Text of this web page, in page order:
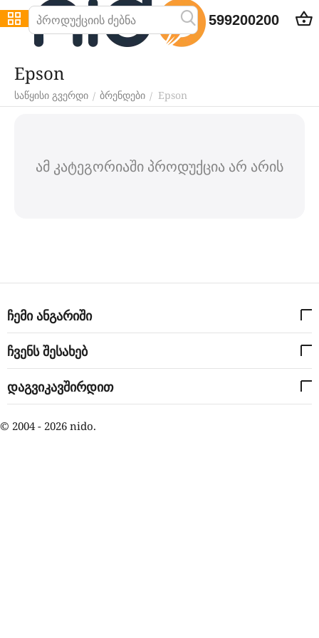
599200200
Epson
საწყისი გვერდი / ბრენდები / Epson
ამ კატეგორიაში პროდუქცია არ არის
ჩემი ანგარიში
ჩვენს შესახებ
დაგვიკავშირდით
© 2004 - 2026 nido.